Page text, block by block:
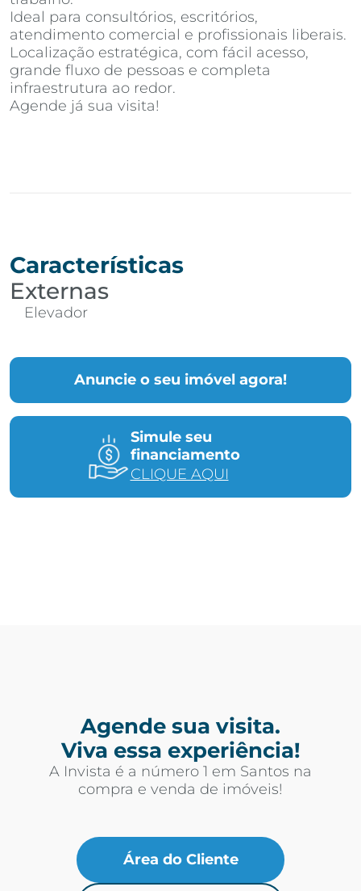
Ideal para consultórios, escritórios,
atendimento comercial e profissionais liberais.
Localização estratégica, com fácil acesso,
grande fluxo de pessoas e completa
infraestrutura ao redor.
Agende já sua visita!
Anuncie o seu imóvel agora!
Simule seu
financiamento
CLIQUE AQUI
Características
Externas
Elevador
Agende sua visita.
Viva essa experiência!
A Invista é a número 1 em Santos na
compra e venda de imóveis!
Área do Cliente